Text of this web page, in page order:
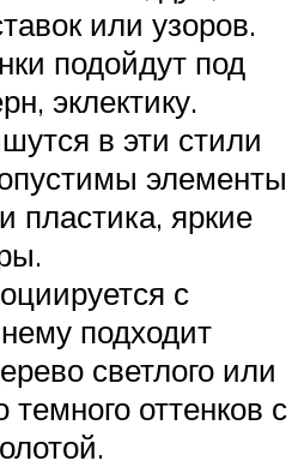
или узоров.
подойдут под
эклектику.
в эти стили
элементы
пластика, яркие
с
подходит
светлого или
оттенков с